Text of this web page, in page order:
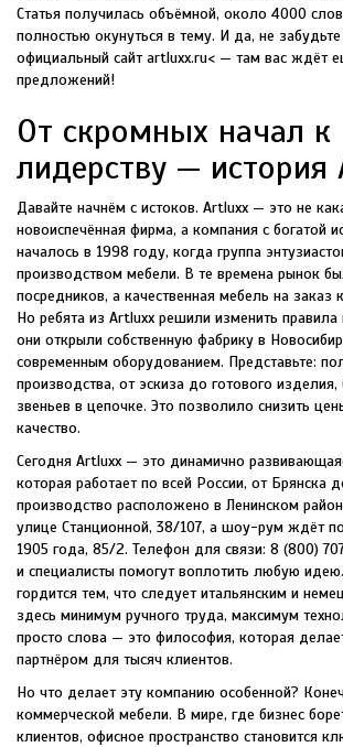
Статья получилась объёмной, около 4000
полностью окунуться в тему. И да, не забудьте
официальный сайтartluxx.ru< — там вас ждёт
предложений!
От скромных начал к
лидерству — история
Давайте начнём с истоков. Artluxx — это не
новоиспечённая фирма, а компания с богатой
началось в 1998 году, когда группа
производством мебели. В те времена рынок
посредников, а качественная мебель на заказ
Но ребята из Artluxx решили изменить
они открыли собственную фабрику в
современным оборудованием. Представьте:
производства, от эскиза до готового
звеньев в цепочке. Это позволило снизить
качество.
Сегодня Artluxx — это динамично
которая работает по всей России, от Брянска
производство расположено в Ленинском
улице Станционной, 38/107, а шоу-рум ждёт
1905 года, 85/2. Телефон для связи: 8 (800)
и специалисты помогут воплотить любую
гордится тем, что следует итальянским и
здесь минимум ручного труда, максимум
просто слова — это философия, которая
партнёром для тысяч клиентов.
Но что делает эту компанию особенной?
коммерческой мебели. В мире, где бизнес
клиентов, офисное пространство становится